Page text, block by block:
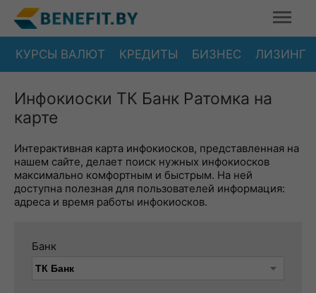
КУРСЫ ВАЛЮТ КРЕДИТЫ БИЗНЕС ЛИЗИНГ
Инфокиоски ТК Банк Ратомка на
карте
Интерактивная карта инфокиосков, представленная на
нашем сайте, делает поиск нужных инфокиосков
максимально комфортным и быстрым. На ней
доступна полезная для пользователей информация:
адреса и время работы инфокиосков.
Банк